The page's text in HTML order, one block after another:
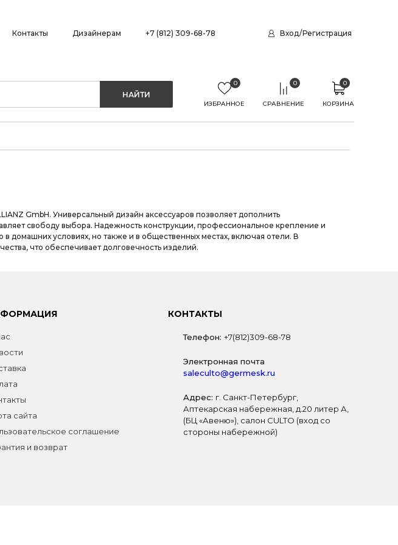
Контакты Дизайнерам +7 (812) 309-68-78 Вход/Регистрация
0
ИЗБРАННОЕ
0
СРАВНЕНИЕ
0
КОРЗИНА
GmbH. Универсальный дизайн аксессуаров позволяет дополнить
свободу выбора. Надежность конструкции, профессиональное крепление и
домашних условиях, но также и в общественных местах, включая отели. В
что обеспечивает долговечность изделий.
сайта
соглашение
и возврат
КОНТАКТЫ
Телефон: +7(812)309-68-78
Электронная почта
saleculto@germesk.ru
Адрес: г. Санкт-Петербург,
Аптекарская набережная, д.20 литер А,
(БЦ «Авеню»), салон CULTO (вход со
стороны набережной)